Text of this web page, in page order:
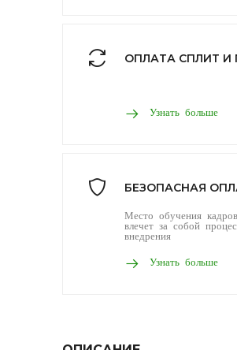
ОПЛАТА СПЛИТ И
Узнать больше
БЕЗОПАСНАЯ
Место обучения кадров
влечет за собой
внедрения
Узнать больше